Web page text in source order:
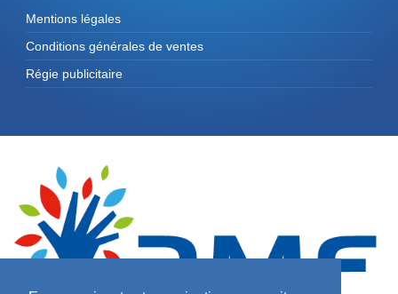
Mentions légales
Conditions générales de ventes
Régie publicitaire